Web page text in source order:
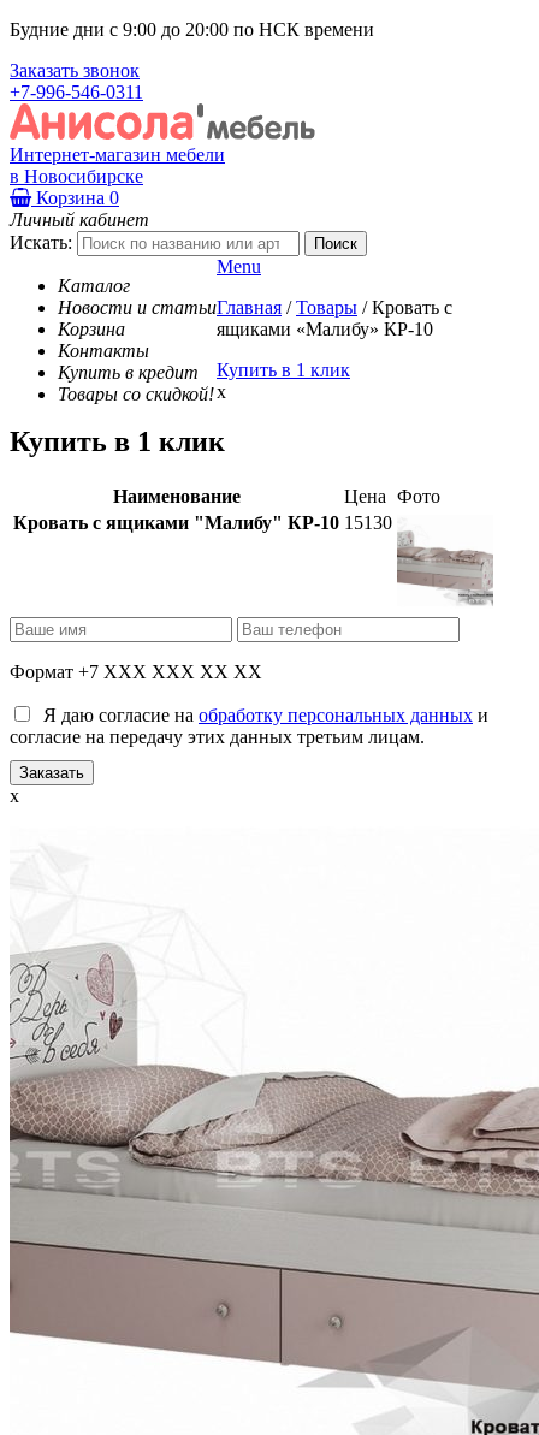
Будние дни с 9:00 до 20:00 по НСК времени
Заказать звонок
+7-996-546-0311
Интернет-магазин мебели
в Новосибирске
Корзина 0
Личный кабинет
Искать:
Каталог
Новости и статьи
Корзина
Контакты
Купить в кредит
Товары со скидкой!
Menu
Главная / Товары / Кровать с
ящиками «Малибу» КР-10
Купить в 1 клик
x
Купить в 1 клик
Наименование Цена Фото
Кровать с ящиками "Малибу" КР-10 15130
Формат +7 XXX XXX XX XX
Я даю согласие на обработку персональных данных и
согласие на передачу этих данных третьим лицам.
x